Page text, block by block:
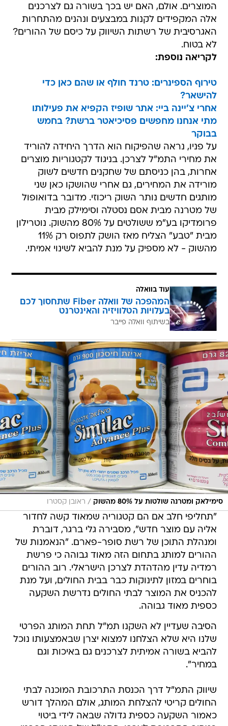
המוצרים. אולם, האם יש בכך בשורה גם לצרכנים 
אלה המקפידים לקנות במבצעים ונהנים מהתחרות
האגרסיבית של רשתות השיווק על כיסם של ההורים?
לא בטוח.
לקריאה נוספת:
טירוף הספינרים: טרנד חולף או שהם כאן כדי
להישאר?
אחרי צ'יינה ביי: אתר שופיז הקפיא את פעילותו
מתי אנחנו מחפשים פסיכיאטר ברשת? בחמש
בבוקר
על פניו, נראה שהפיקוח הוא הדרך היחידה להוריד
את מחירי התמ"ל לצרכן. בניגוד לקטגוריות מוצרים
אחרות, בהן כניסתם של שחקנים חדשים לשוק
מורידה את המחירים, גם אחרי שהושקו כאן שני
מותגים חדשים נותר השוק ריכוזי. מדובר בדואופול
של מטרנה מבית אסם נסטלה וסימילק מבית
פרומדיקו בע"מ ששולטים על 80% מהשוק. נוטרילון
מבית "טבע" הצליח מאז הושק לתפוס רק 11%
מהשוק - לא מספיק על מנת להביא לשינוי אמיתי.
עוד בוואלה
המהפכה של וואלה Fiber שתחסוך לכם
בעלויות הטלוויזיה והאינטרנט
בשיתוף וואלה פייבר
סימילאק ומטרנה שולטות על 80% מהשוק / ראובן קסטרו
"תחליפי חלב אם הם קטגוריה שמאוד קשה לחדור
אליה עם מוצר חדש", מסבירה גלי ברגר, דוברת
ומנהלת התוכן של רשת סופר-פארם. "הנאמנות של
ההורים למותג בתחום הזה מאוד גבוהה כי פרשת
רמדיה עדין מהדהדת לצרכן הישראלי. רוב ההורים
בוחרים במזון לתינוקות כבר בבית החולים, ועל מנת
להכניס את המוצר לבתי החולים נדרשת השקעה
כספית מאוד גבוהה.
הסיבה שעדיין לא השקנו תמ"ל תחת המותג הפרטי
שלנו היא שלא הצלחנו למצוא יצרן שבאמצעותו נוכל
להביא בשורה אמיתית לצרכנים גם באיכות וגם
במחיר".
שיווק התמ"ל דרך הכנסת התרכובת המוכנה לבתי
החולים קריטי להצלחת המותג, אולם המהלך דורש
כאמור השקעה כספית גדולה שבאה לידי ביטוי